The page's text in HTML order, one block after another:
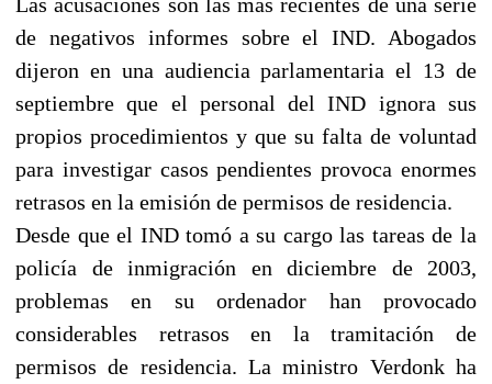
de negativos informes sobre el IND. Abogados
dijeron en una audiencia parlamentaria el 13 de
septiembre que el personal del IND ignora sus
propios procedimientos y que su falta de voluntad
para investigar casos pendientes provoca enormes
retrasos en la emisión de permisos de residencia.
Desde que el IND tomó a su cargo las tareas de la
policía de inmigración en diciembre de 2003,
problemas en su ordenador han provocado
considerables retrasos en la tramitación de
permisos de residencia. La ministro Verdonk ha